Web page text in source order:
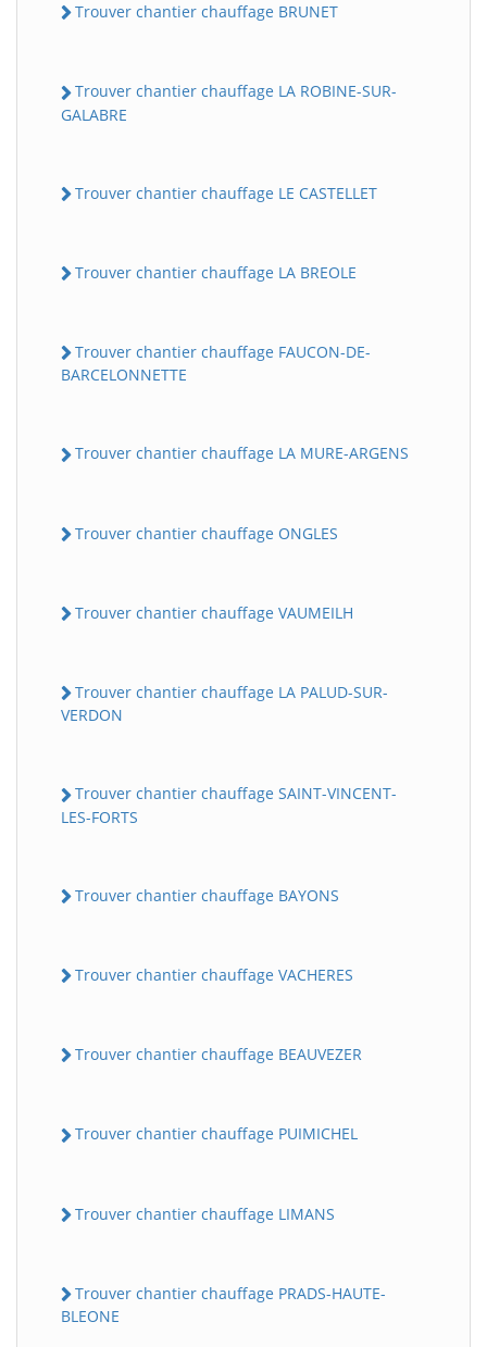
Trouver chantier chauffage BRUNET
Trouver chantier chauffage LA ROBINE-SUR-
GALABRE
Trouver chantier chauffage LE CASTELLET
Trouver chantier chauffage LA BREOLE
Trouver chantier chauffage FAUCON-DE-
BARCELONNETTE
Trouver chantier chauffage LA MURE-ARGENS
Trouver chantier chauffage ONGLES
Trouver chantier chauffage VAUMEILH
Trouver chantier chauffage LA PALUD-SUR-
VERDON
Trouver chantier chauffage SAINT-VINCENT-
LES-FORTS
Trouver chantier chauffage BAYONS
Trouver chantier chauffage VACHERES
Trouver chantier chauffage BEAUVEZER
Trouver chantier chauffage PUIMICHEL
Trouver chantier chauffage LIMANS
Trouver chantier chauffage PRADS-HAUTE-
BLEONE
B Assistant en ligne